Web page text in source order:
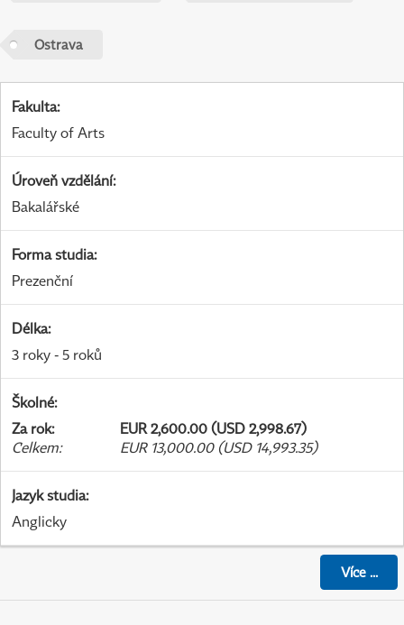
Ostrava
Fakulta:
Faculty of Arts
Úroveň vzdělání:
Bakalářské
Forma studia:
Prezenční
Délka:
3 roky - 5 roků
Školné:
Za rok:
EUR 2,600.00 (USD 2,998.67)
Celkem: EUR 13,000.00 (USD 14,993.35)
Jazyk studia:
Anglicky
Více...